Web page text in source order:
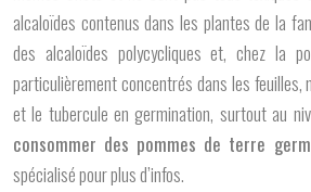
alcaloïdes contenus dans les plantes de la
des alcaloïdes polycycliques et, chez la
particulièrement concentrés dans les feuilles,
et le tubercule en germination, surtout au
consommer des pommes de terre
spécialisé pour plus d’infos.